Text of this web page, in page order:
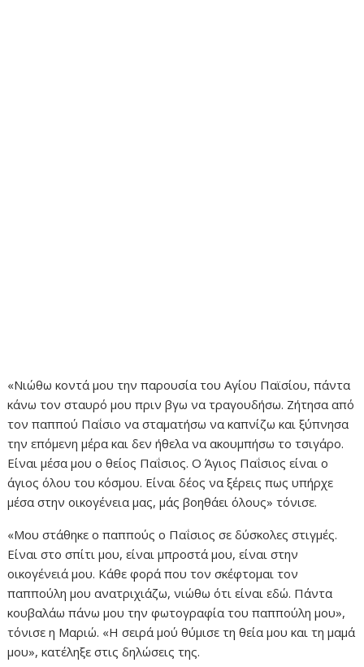
«Νιώθω κοντά μου την παρουσία του Αγίου Παϊσίου, πάντα
κάνω τον σταυρό μου πριν βγω να τραγουδήσω. Ζήτησα από
τον παππού Παΐσιο να σταματήσω να καπνίζω και ξύπνησα
την επόμενη μέρα και δεν ήθελα να ακουμπήσω το τσιγάρο.
Είναι μέσα μου ο θείος Παΐσιος. Ο Άγιος Παΐσιος είναι ο
άγιος όλου του κόσμου. Είναι δέος να ξέρεις πως υπήρχε
μέσα στην οικογένεια μας, μάς βοηθάει όλους» τόνισε.
«Μου στάθηκε ο παππούς ο Παΐσιος σε δύσκολες στιγμές.
Είναι στο σπίτι μου, είναι μπροστά μου, είναι στην
οικογένειά μου. Κάθε φορά που τον σκέφτομαι τον
παππούλη μου ανατριχιάζω, νιώθω ότι είναι εδώ. Πάντα
κουβαλάω πάνω μου την φωτογραφία του παππούλη μου»,
τόνισε η Μαριώ. «Η σειρά μού θύμισε τη θεία μου και τη μαμά
μου», κατέληξε στις δηλώσεις της.